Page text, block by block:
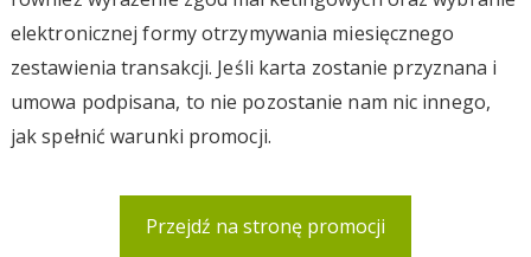
elektronicznej formy otrzymywania miesięcznego
zestawienia transakcji. Jeśli karta zostanie przyznana i
umowa podpisana, to nie pozostanie nam nic innego,
jak spełnić warunki promocji.
Przejdź na stronę promocji